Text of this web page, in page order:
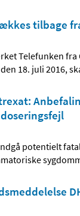
tilbage
Telefunken fra
18. juli 2016,
potentielt